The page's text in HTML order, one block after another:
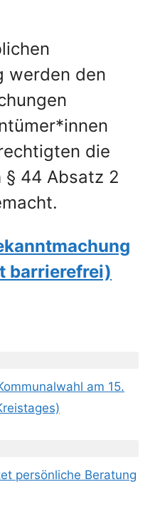
werden den
die
§ 44 Absatz 2
barrierefrei)
am 15.
persönliche Beratung